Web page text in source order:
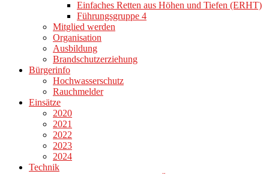
Einfaches Retten aus Höhen und Tiefen (ERHT)
Führungsgruppe 4
Mitglied werden
Organisation
Ausbildung
Brandschutzerziehung
Bürgerinfo
Hochwasserschutz
Rauchmelder
Einsätze
2020
2021
2022
2023
2024
Technik